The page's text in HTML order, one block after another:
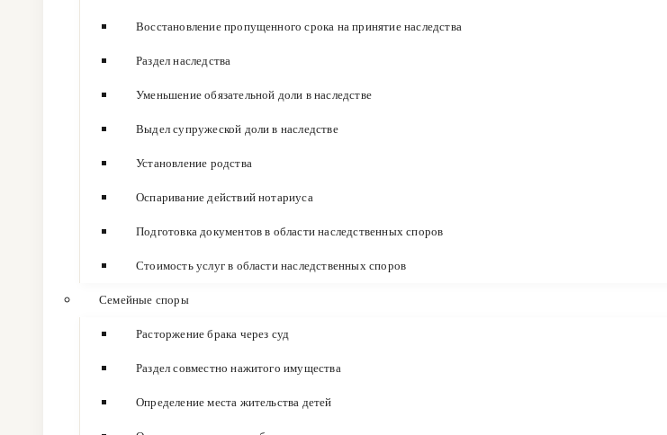
Восстановление пропущенного срока на принятие наследства
Раздел наследства
Уменьшение обязательной доли в наследстве
Выдел супружеской доли в наследстве
Установление родства
Оспаривание действий нотариуса
Подготовка документов в области наследственных споров
Стоимость услуг в области наследственных споров
Семейные споры
Расторжение брака через суд
Раздел совместно нажитого имущества
Определение места жительства детей